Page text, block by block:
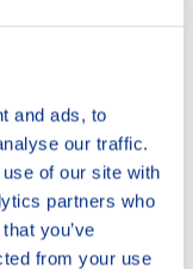
and ads, to
our traffic.
of our site with
partners who
you’ve
from your use